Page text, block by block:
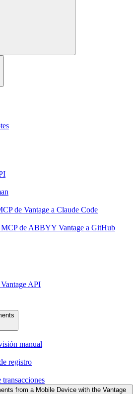
de Vantage a Claude Code
de ABBYY Vantage a GitHub
API
manual
registro
transacciones
from a Mobile Device with the Vantage